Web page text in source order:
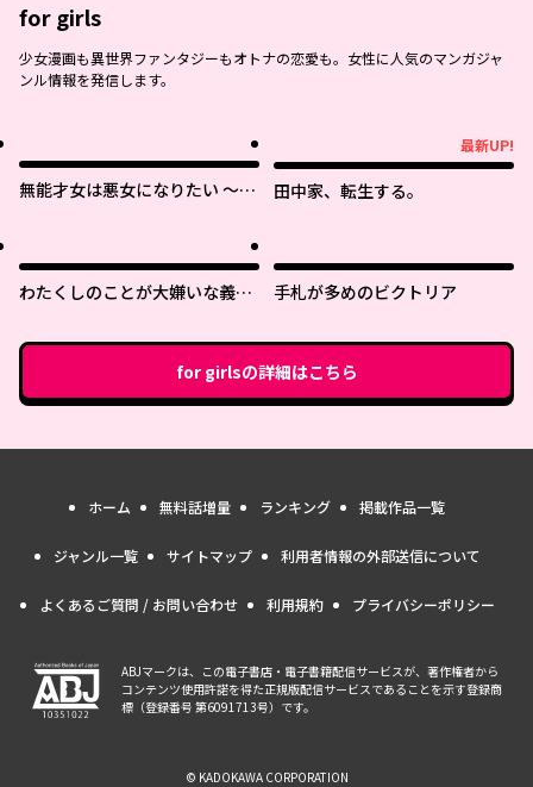
for girls
少女漫画も異世界ファンタジーもオトナの恋愛も。女性に人気のマンガジャ
ンル情報を発信します。
無能才女は悪女になりたい ～義
最新UP!
田中家、転生する。
わたくしのことが大嫌いな義弟
手札が多めのビクトリア
for girlsの詳細はこちら
ホーム 無料話増量 ランキング 掲載作品一覧
ジャンル一覧 サイトマップ 利用者情報の外部送信について
よくあるご質問 / お問い合わせ 利用規約 プライバシーポリシー
ABJマークは、この電子書店・電子書籍配信サービスが、著作権者から
コンテンツ使用許諾を得た正規版配信サービスであることを示す登録商
標（登録番号 第6091713号）です。
© KADOKAWA CORPORATION